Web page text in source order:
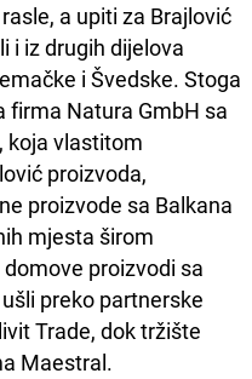
a upiti za Brajlović
i iz drugih dijelova
i Švedske. Stoga
firma Natura GmbH sa
koja vlastitom
proizvoda,
proizvode sa Balkana
mjesta širom
proizvodi sa
preko partnerske
Trade, dok tržište
Maestral.